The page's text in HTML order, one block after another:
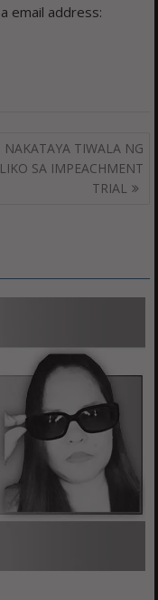
email address:
NAKATAYA TIWALA NG
SA IMPEACHMENT
TRIAL